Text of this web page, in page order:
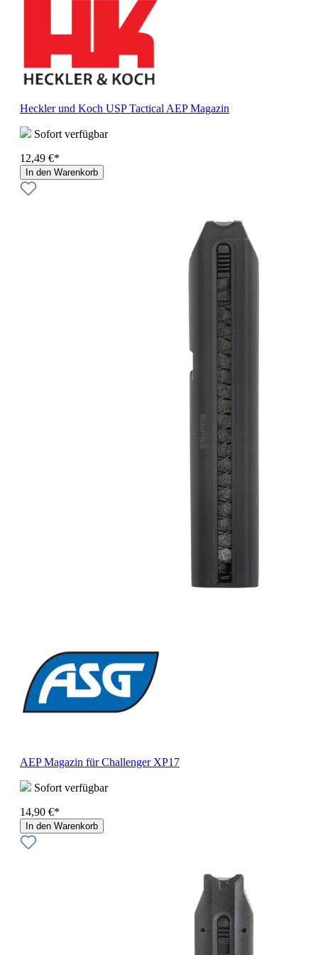
Heckler und Koch USP Tactical AEP Magazin
Sofort verfügbar
12,49 €*
In den Warenkorb
AEP Magazin für Challenger XP17
Sofort verfügbar
14,90 €*
In den Warenkorb